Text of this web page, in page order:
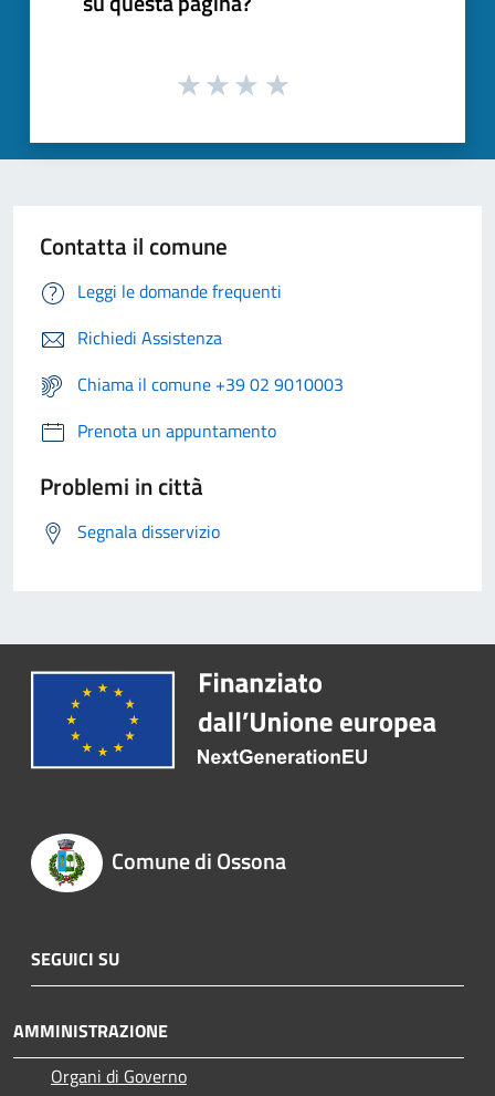
Contatta il comune
Leggi le domande frequenti
Richiedi Assistenza
Chiama il comune +39 02 9010003
Prenota un appuntamento
Problemi in città
Segnala disservizio
Comune di Ossona
SEGUICI SU
AMMINISTRAZIONE
Organi di Governo